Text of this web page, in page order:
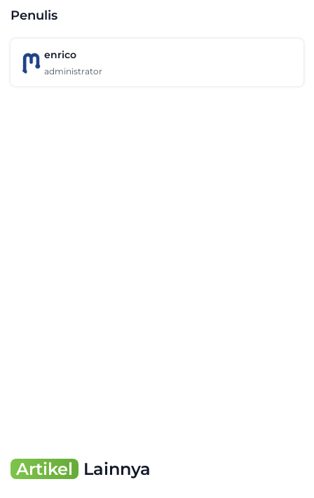
Penulis
enrico
administrator
Artikel Lainnya